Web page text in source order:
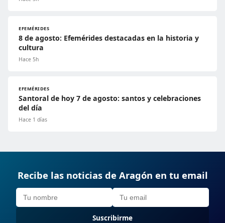
EFEMÉRIDES
8 de agosto: Efemérides destacadas en la historia y
cultura
Hace 5h
EFEMÉRIDES
Santoral de hoy 7 de agosto: santos y celebraciones
del día
Hace 1 días
Recibe las noticias de Aragón en tu email
Suscribirme